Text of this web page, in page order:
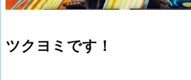
ツクヨミです！